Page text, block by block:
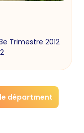
Trimestre 2012
départment